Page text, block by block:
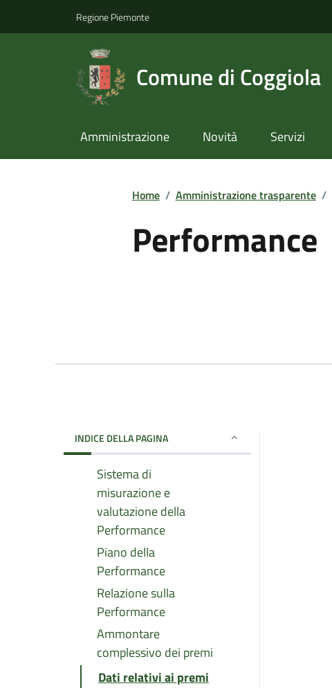
Regione Piemonte
Comune di Coggiola
Amministrazione Novità Servizi
Home / Amministrazione trasparente /
Performance
INDICE DELLA PAGINA
Sistema di
misurazione e
valutazione della
Performance
Piano della
Performance
Relazione sulla
Performance
Ammontare
complessivo dei premi
Dati relativi ai premi